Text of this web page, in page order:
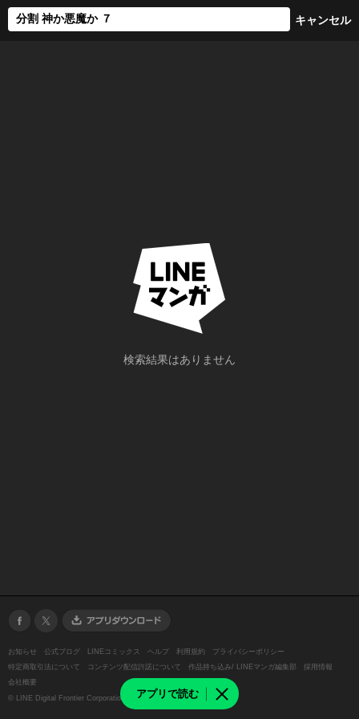
アプリで読む
検索結果はありません
お知らせ 公式ブログ LINEコミックス ヘルプ 利用規約
プライバシーポリシー
特定商取引法について
コンテンツ配信許諾について 作品持ち込み/ LINEマンガ編集部
採用情報
会社概要
© LINE Digital Frontier Corporation